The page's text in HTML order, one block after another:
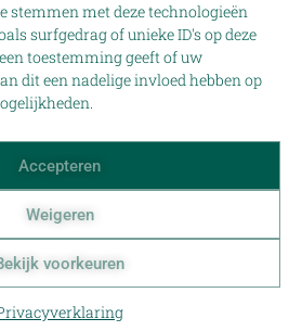
stemmen met deze technologieën
surfgedrag of unieke ID's op deze
toestemming geeft of uw
dit een nadelige invloed hebben op
Accepteren
Weigeren
voorkeuren
Disclaimer
is geen vervanging voor een medische
bedoeld om een diagnose te stellen.
altijd eerst een arts
van deze website te gebruiken.
van toepassing. Dat betekent dat het niet is
rechten voorbehouden
Design by Charlot Terhaar sive Droste
startgrowing.nl